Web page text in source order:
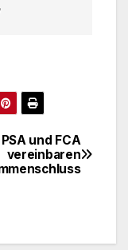
und FCA
vereinbaren